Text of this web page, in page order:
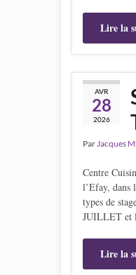
Lire la
AVR
28
2026
ParJacques
Centre
l’Efay, dans
types de
JUILLET et
Lire la